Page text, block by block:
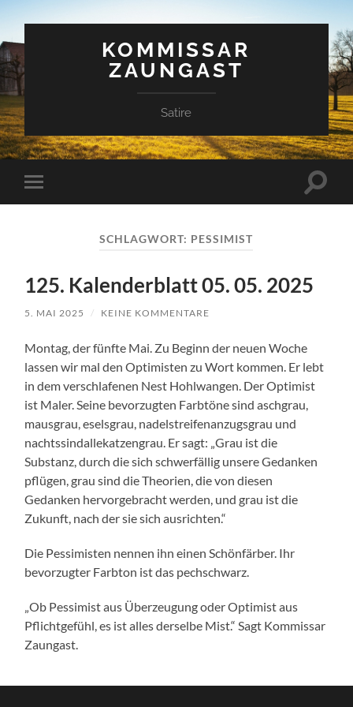
KOMMISSAR
ZAUNGAST
Satire
Mobile-
Menü
SCHLAGWORT: PESSIMIST
125. Kalenderblatt 05. 05. 2025
5. MAI 2025 / KEINE KOMMENTARE
Montag, der fünfte Mai. Zu Beginn der neuen Woche
lassen wir mal den Optimisten zu Wort kommen. Er lebt
in dem verschlafenen Nest Hohlwangen. Der Optimist
ist Maler. Seine bevorzugten Farbtöne sind aschgrau,
mausgrau, eselsgrau, nadelstreifenanzugsgrau und
nachtssindallekatzengrau. Er sagt: „Grau ist die
Substanz, durch die sich schwerfällig unsere Gedanken
pflügen, grau sind die Theorien, die von diesen
Gedanken hervorgebracht werden, und grau ist die
Zukunft, nach der sie sich ausrichten.“
Die Pessimisten nennen ihn einen Schönfärber. Ihr
bevorzugter Farbton ist das pechschwarz.
„Ob Pessimist aus Überzeugung oder Optimist aus
Pflichtgefühl, es ist alles derselbe Mist.“ Sagt Kommissar
Zaungast.